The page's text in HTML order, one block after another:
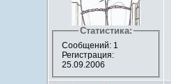
Статистика:
Сообщений: 1
Регистрация:
25.09.2006